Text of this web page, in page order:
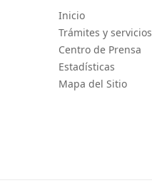
Inicio
Trámites y servicios
Centro de Prensa
Estadísticas
Mapa del Sitio